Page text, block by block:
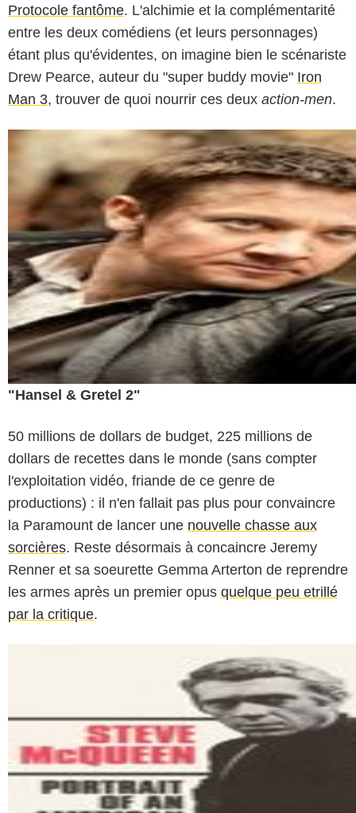
Protocole fantôme. L'alchimie et la complémentarité
entre les deux comédiens (et leurs personnages)
étant plus qu'évidentes, on imagine bien le scénariste
Drew Pearce, auteur du "super buddy movie" Iron
Man 3, trouver de quoi nourrir ces deux action-men.
"Hansel & Gretel 2"
50 millions de dollars de budget, 225 millions de
dollars de recettes dans le monde (sans compter
l'exploitation vidéo, friande de ce genre de
productions) : il n'en fallait pas plus pour convaincre
la Paramount de lancer une nouvelle chasse aux
sorcières. Reste désormais à concaincre Jeremy
Renner et sa soeurette Gemma Arterton de reprendre
les armes après un premier opus quelque peu etrillé
par la critique.